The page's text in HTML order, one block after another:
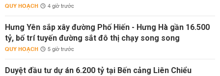
QUY HOẠCH 4 giờ trước
Hưng Yên sắp xây đường Phố Hiến - Hưng Hà gần 16.500
tỷ, bố trí tuyến đường sắt đô thị chạy song song
QUY HOẠCH 5 giờ trước
Duyệt đầu tư dự án 6.200 tỷ tại Bến cảng Liên Chiểu